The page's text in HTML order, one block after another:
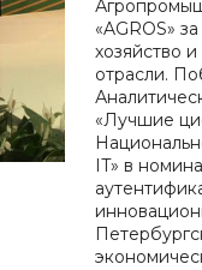
«AGROS»
хозяйство
отрасли.
«Лучшие
IT» в